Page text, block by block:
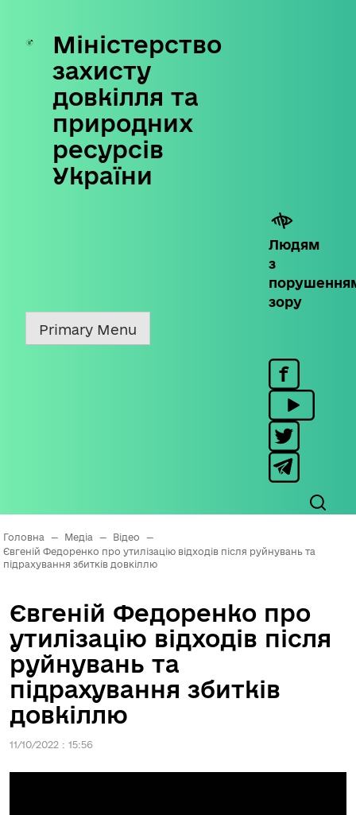
Skip
content
Міністерство
захисту
довкілля та
природних
ресурсів
України
Людям
з
зору
Primary Menu
Головна — Медіа — Відео
—
Євгеній Федоренко про утилізацію відходів після руйнувань та
підрахування збитків довкіллю
Євгеній Федоренко про
утилізацію відходів після
руйнувань та
підрахування збитків
довкіллю
11/10/2022 : 15:56